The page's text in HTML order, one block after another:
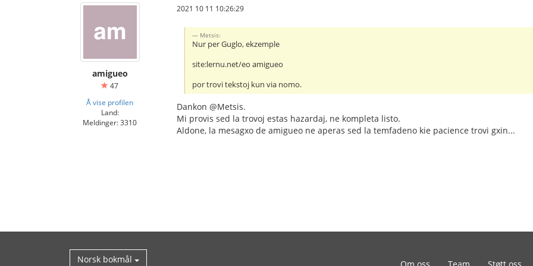
amigueo
47
Å vise profilen
Land:
Meldinger: 3310
2021 10 11 10:26:29
Metsis:
Nur per Guglo, ekzemple
site:lernu.net/eo amigueo
por trovi tekstoj kun via nomo.
Dankon @Metsis.
Mi provis sed la trovoj estas hazardaj, ne kompleta listo.
Aldone, la mesagxo de amigueo ne aperas sed la temfadeno kie pacience trovi gxin...
Norsk bokmål